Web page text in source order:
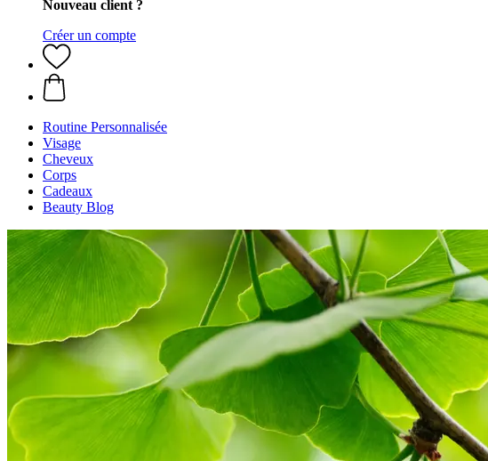
Nouveau client ?
Créer un compte
Routine Personnalisée
Visage
Cheveux
Corps
Cadeaux
Beauty Blog